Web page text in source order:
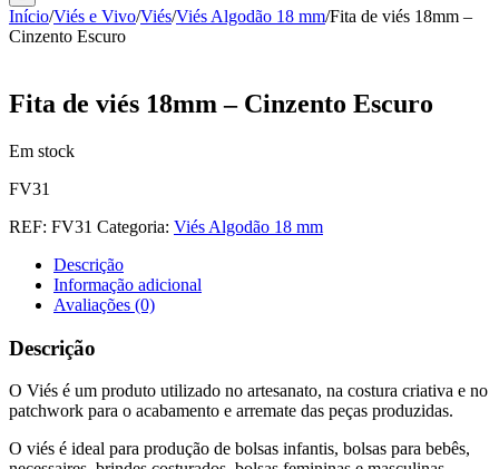
Início/Viés e Vivo/Viés/Viés Algodão 18 mm/Fita de viés 18mm –
Cinzento Escuro
Fita de viés 18mm – Cinzento Escuro
Em stock
FV31
REF: FV31 Categoria: Viés Algodão 18 mm
Descrição
Informação adicional
Avaliações (0)
Descrição
O Viés é um produto utilizado no artesanato, na costura criativa e no
patchwork para o acabamento e arremate das peças produzidas.
O viés é ideal para produção de bolsas infantis, bolsas para bebês,